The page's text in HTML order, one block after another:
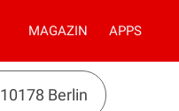
MAGAZIN APPS
10178 Berlin